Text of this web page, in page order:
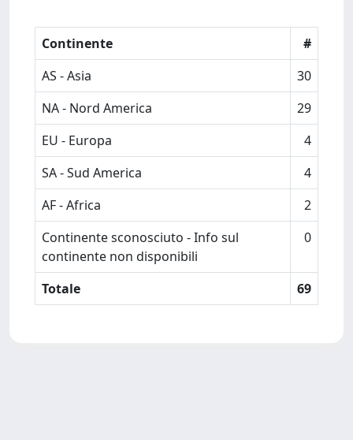
Continente
#
AS - Asia
30
NA - Nord America
29
EU - Europa
4
SA - Sud America
4
AF - Africa
2
Continente sconosciuto - Info sul
continente non disponibili
0
Totale 69